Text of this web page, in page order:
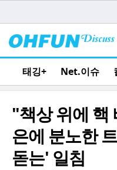
태깅+ Net.이슈
"책상 위에 핵
은에 분노한
돋는' 일침